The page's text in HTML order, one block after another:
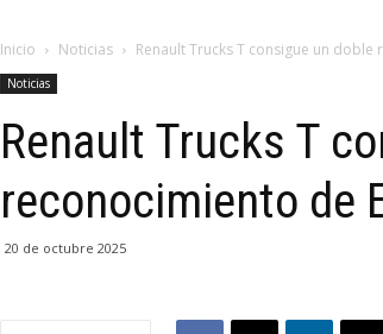
Inicio Noticias Renault Trucks T consigue un doble
Noticias
Renault Trucks T
reconocimiento de
20 de octubre 2025